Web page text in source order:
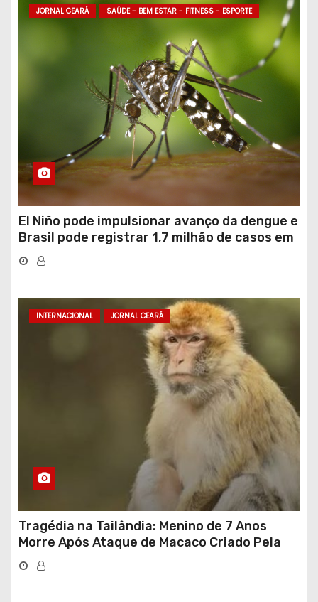
JORNAL CEARÁ SAÚDE - BEM ESTAR - FITNESS - ESPORTE
El Niño pode impulsionar avanço da dengue e
Brasil pode registrar 1,7 milhão de casos em
2027
INTERNACIONAL JORNAL CEARÁ
Tragédia na Tailândia: Menino de 7 Anos
Morre Após Ataque de Macaco Criado Pela
Própria Família